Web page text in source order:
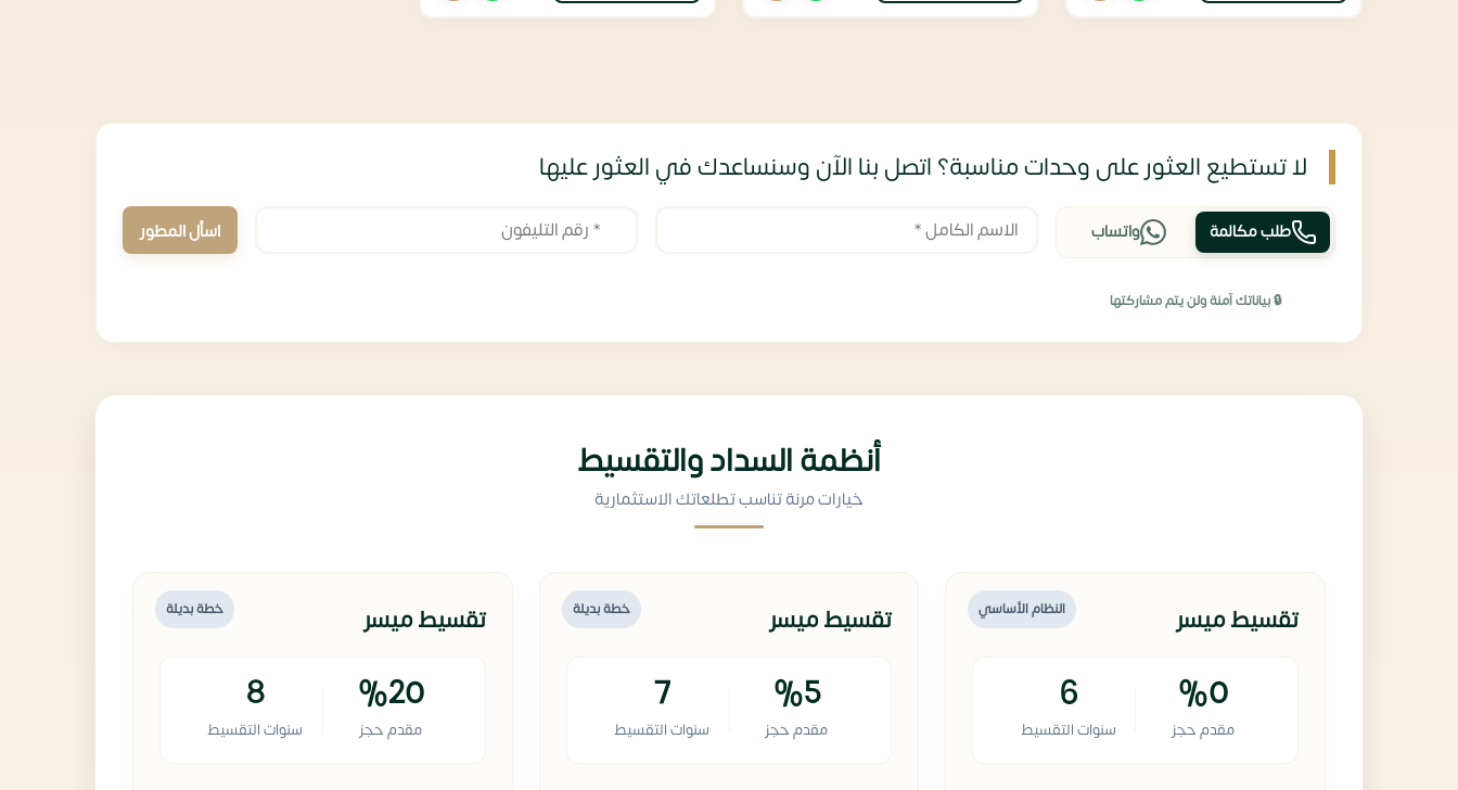
لا تستطيع العثور على وحدات مناسبة؟ اتصل بنا الآن وسنساعدك في العثور عليها
طلب مكالمة واتساب اسأل المطور
🔒 بياناتك آمنة ولن يتم مشاركتها
أنظمة السداد والتقسيط
خيارات مرنة تناسب تطلعاتك الاستثمارية
النظام الأساسي تقسيط ميسر
%0
مقدم حجز
6
سنوات التقسيط
خطة بديلة تقسيط ميسر
%5
مقدم حجز
7
سنوات التقسيط
خطة بديلة تقسيط ميسر
%20
مقدم حجز
8
سنوات التقسيط